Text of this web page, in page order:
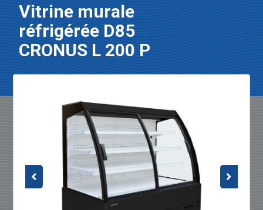
Vitrine murale
réfrigérée D85
CRONUS L 200 P